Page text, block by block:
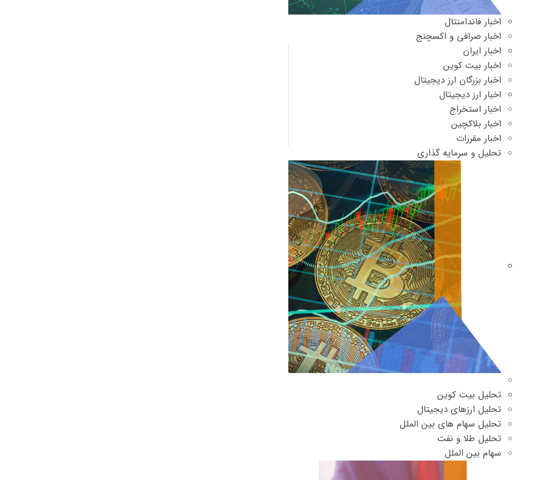
اخبار فاندامنتال
اخبار صرافی و اکسچنج
اخبار ایران
اخبار بیت کوین
اخبار بزرگان ارز دیجیتال
اخبار ارز دیجیتال
اخبار استخراج
اخبار بلاکچین
اخبار مقررات
تحلیل و سرمایه گذاری
تحلیل بیت کوین
تحلیل ارزهای دیجیتال
تحلیل سهام های بین الملل
تحلیل طلا و نفت
سهام بین الملل